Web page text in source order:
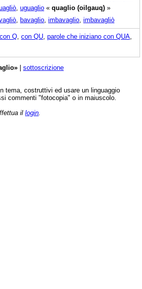
uguaglio « quaglio (oilgauq) »
bavaglio imbavaglio imbavagliò
Q con QU parole che iniziano con QUA
| sottoscrizione
tema, costruttivi ed usare un linguaggio
commenti "fotocopia" o in maiuscolo.
il login